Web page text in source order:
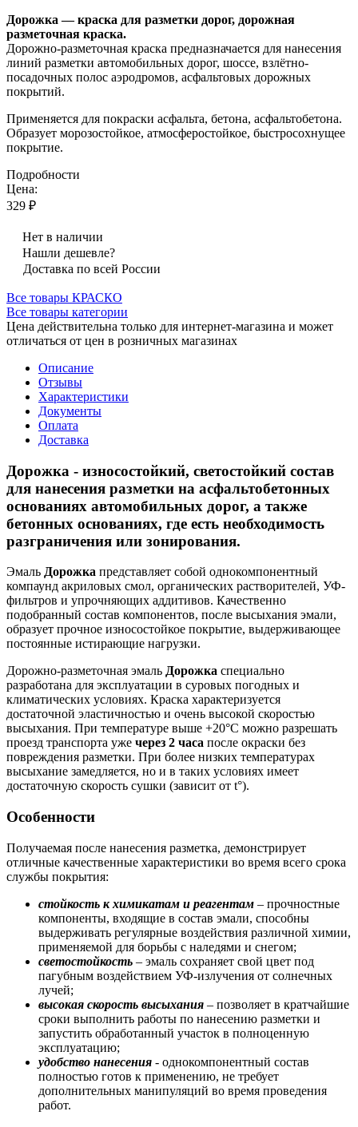
Дорожка — краска для разметки дорог, дорожная
разметочная краска.
Дорожно-разметочная краска предназначается для нанесения
линий разметки автомобильных дорог, шоссе, взлётно-
посадочных полос аэродромов, асфальтовых дорожных
покрытий.
Применяется для покраски асфальта, бетона, асфальтобетона.
Образует морозостойкое, атмосферостойкое, быстросохнущее
покрытие.
Подробности
Цена:
329 ₽
Нет в наличии
Нашли дешевле?
Доставка по всей России
Все товары КРАСКО
Все товары категории
Цена действительна только для интернет-магазина и может
отличаться от цен в розничных магазинах
Описание
Отзывы
Характеристики
Документы
Оплата
Доставка
Дорожка - износостойкий, светостойкий состав
для нанесения разметки на асфальтобетонных
основаниях автомобильных дорог, а также
бетонных основаниях, где есть необходимость
разграничения или зонирования.
Эмаль Дорожка представляет собой однокомпонентный
компаунд акриловых смол, органических растворителей, УФ-
фильтров и упрочняющих аддитивов. Качественно
подобранный состав компонентов, после высыхания эмали,
образует прочное износостойкое покрытие, выдерживающее
постоянные истирающие нагрузки.
Дорожно-разметочная эмаль Дорожка специально
разработана для эксплуатации в суровых погодных и
климатических условиях. Краска характеризуется
достаточной эластичностью и очень высокой скоростью
высыхания. При температуре выше +20°С можно разрешать
проезд транспорта уже через 2 часа после окраски без
повреждения разметки. При более низких температурах
высыхание замедляется, но и в таких условиях имеет
достаточную скорость сушки (зависит от t°).
Особенности
Получаемая после нанесения разметка, демонстрирует
отличные качественные характеристики во время всего срока
службы покрытия:
стойкость к химикатам и реагентам – прочностные
компоненты, входящие в состав эмали, способны
выдерживать регулярные воздействия различной химии,
применяемой для борьбы с наледями и снегом;
светостойкость – эмаль сохраняет свой цвет под
пагубным воздействием УФ-излучения от солнечных
лучей;
высокая скорость высыхания – позволяет в кратчайшие
сроки выполнить работы по нанесению разметки и
запустить обработанный участок в полноценную
эксплуатацию;
удобство нанесения - однокомпонентный состав
полностью готов к применению, не требует
дополнительных манипуляций во время проведения
работ.